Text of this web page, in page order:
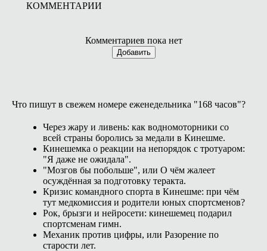
КОММЕНТАРИИ
Комментариев пока нет
Добавить
Что пишут в свежем номере еженедельника "168 часов"?
Через жару и ливень: как водномоторники со
всей страны боролись за медали в Кинешме.
Кинешемка о реакции на непорядок с тротуаром:
"Я даже не ожидала".
"Мозгов бы побольше", или О чём жалеет
осуждённая за подготовку теракта.
Кризис командного спорта в Кинешме: при чём
тут медкомиссия и родители юных спортсменов?
Рок, брызги и нейросети: кинешемец подарил
спортсменам гимн.
Механик против цифры, или Разорение по
старости лет.